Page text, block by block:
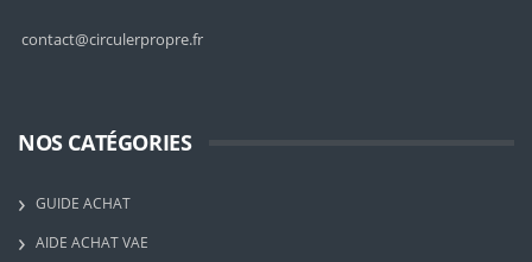
contact@circulerpropre.fr
NOS CATÉGORIES
GUIDE ACHAT
AIDE ACHAT VAE